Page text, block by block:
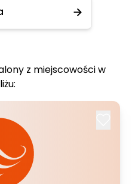
z miejscowości w